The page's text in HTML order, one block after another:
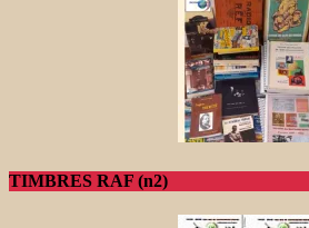
TIMBRES RAF (n2)